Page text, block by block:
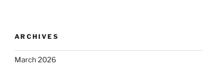
ARCHIVES
March 2026